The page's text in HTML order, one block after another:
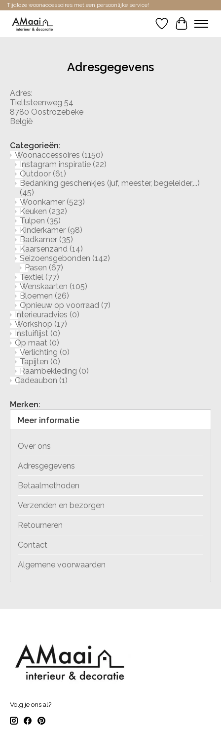
Tijdloze woonaccessoires met een persoonlijke service!
Verlanglijst
Adresgegevens
Adres:
Tieltsteenweg 54
8780 Oostrozebeke
België
Categorieën:
Woonaccessoires (1150)
Instagram inspiratie (22)
Outdoor (61)
Bedanking geschenkjes (juf, meester, begeleider,...)
(45)
Woonkamer (523)
Keuken (232)
Tulpen (35)
Kinderkamer (98)
Badkamer (35)
Kaarsenzand (14)
Seizoensgebonden (142)
Pasen (67)
Textiel (77)
Wenskaarten (105)
Bloemen (26)
Opnieuw op voorraad (7)
Interieuradvies (0)
Workshop (17)
Instuiflijst (0)
Op maat (0)
Verlichting (0)
Tapijten (0)
Raambekleding (0)
Cadeaubon (1)
Merken:
Meer informatie
Over ons
Adresgegevens
Betaalmethoden
Verzenden en bezorgen
Retourneren
Contact
Algemene voorwaarden
Volg je ons al?